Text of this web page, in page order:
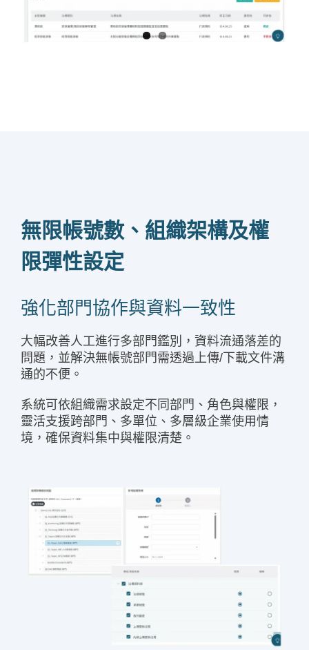
無限帳號數、組織架構及權
限彈性設定
強化部門協作與資料一致性
大幅改善人工進行多部門鑑別，資料流通落差的
問題，並解決無帳號部門需透過上傳/下載文件溝
通的不便。
系統可依組織需求設定不同部門、角色與權限，
靈活支援跨部門、多單位、多層級企業使用情
境，確保資料集中與權限清楚。